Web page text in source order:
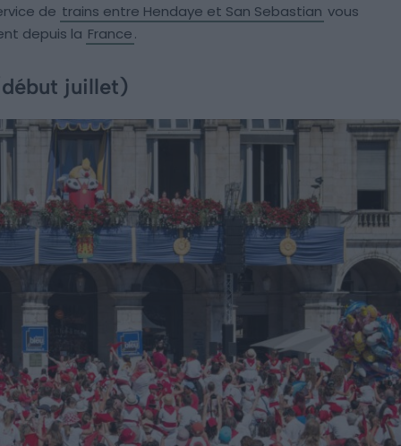
de trains entre Hendaye et San Sebastian vous
depuis la France.
juillet)